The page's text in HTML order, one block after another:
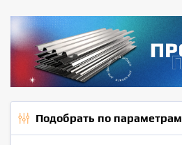
Подобрать по параметрам